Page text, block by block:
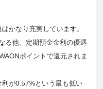
かなり充実しています。
る他、定期預金金利の優遇
ポイントで還元されま
が0.57%という最も低い